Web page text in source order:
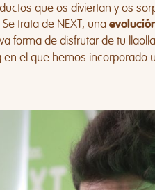
que os diviertan y os
trata de NEXT, una
forma de disfrutar de tu
el que hemos incorporado